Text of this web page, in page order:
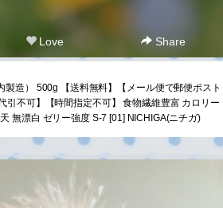
Love Share
製造） 500g 【送料無料】【メール便で郵便ポスト
引不可】【時間指定不可】 食物繊維豊富 カロリー
無漂白 ゼリー強度 S-7 [01] NICHIGA(ニチガ)